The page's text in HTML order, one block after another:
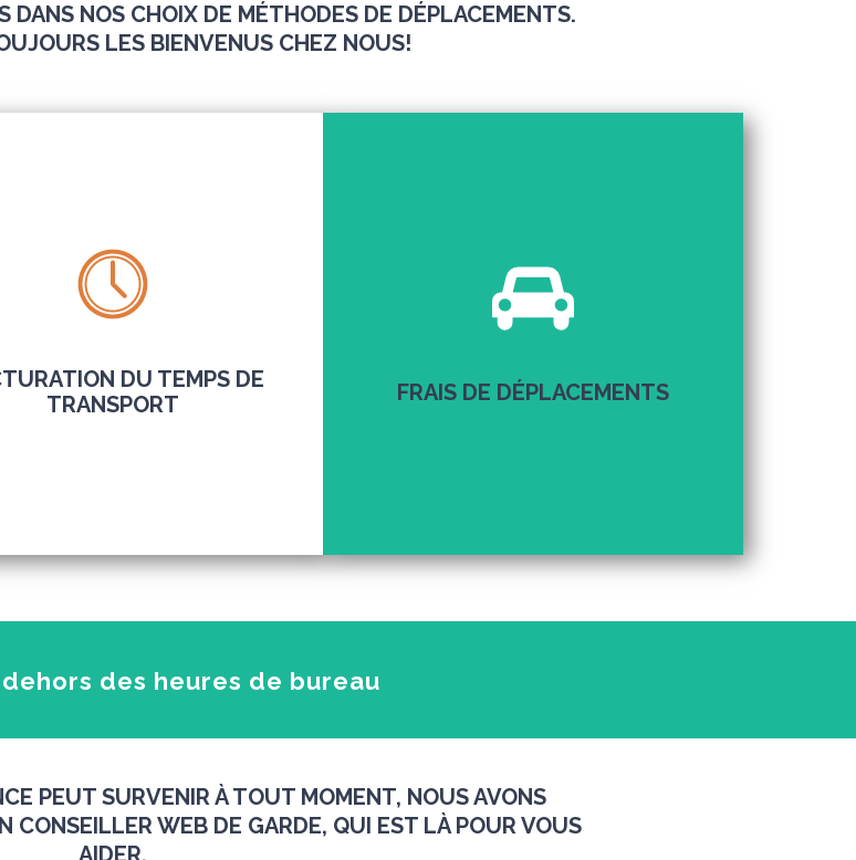
DANS NOS CHOIX DE MÉTHODES DE DÉPLACEMENTS.
LES BIENVENUS CHEZ NOUS!
DU TEMPS DE
TRANSPORT
FRAIS DE DÉPLACEMENTS
des heures de bureau
PEUT SURVENIR À TOUT MOMENT, NOUS AVONS
CONSEILLER WEB DE GARDE, QUI EST LÀ POUR VOUS
AIDER.